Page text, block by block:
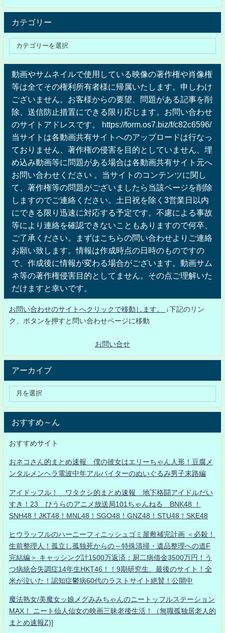
カテゴリー
動画やサムネイルで使用している映像の著作権や肖像権
等は全てその権利所有者様に帰属いたします。申しわけ
ございません。お客様からの要望、問題がある記事を削
除、送信防止措置にできる限り応じます。お問い合わせ
のサイトアドレスです。 https://form.os7.biz/f/c82c6596/
当サイトは各動画共有サイトへのアップロードは行なっ
ておりません、著作権の侵害を目的としていません、埋
め込み動画等に問題がある場合は各動画共有サイト元へ
お問い合わせください 。当サイトのコンテンツに関し
て、著作権等の問題がございましたら当該ページを削除
しますのでご連絡ください。土日祝を除く3営業日以内
にできる限り迅速に対応する予定です。不慮による事故
等により連絡を確認できないこともありますので何卒、
ご了承ください。まずはこちらの問い合わせよりご連絡
お願い致します。情報は作成時点の日時のものですの
で、作成後に情報が変わる場合がございます。動画サム
ネ等の著作権侵害目的としてません。その点ご理解いた
だけますと幸いです。
お問い合わせのサイトへクリックで移動します。
↓下記のリン
ク、ボタンを押すと問い合わせページに移動
お問い合せ
アーカイブ
おすすめ～ん
おすすめサイト
おネコさん的まとめ速報 僕の彼女はエリーちゃん人形！豆腐メ
ンタルメンヘラ電波中年アルバイターのぬいぐるみ男子末路編
アイドッフル！ ワタクシ的まとめ速報 地下格闘アイドルだい
すき！23 ひうらのアニメ放送局101ちゃんねる BNK48 ！
SNH48！JKT48！MNL48！SGO48！GNZ48！STU48！SKE48
ヒウラッフルのハーニーフィニッシュゴミ屋敷補完計画 ＜必殺！
生前整理人！孤立し孤独死からの～特殊清掃・遺品整理への道F
完結編＞ キャッシング計1500万返済：厨二病借金3500万円！う
つ病統合失調症14年生HKT46！！9期研究生、最後のサイト！全
米が泣いた！認知症鬱病60代のラストサイト絶賛！公開中
魔法熟女/美魔女ッ娘メグみみちゃんのニートッフルステーション
MAX！ ニート仙人仙女の映画三昧老後生活！（無職孤独居老人的
まとめ速報Z)]